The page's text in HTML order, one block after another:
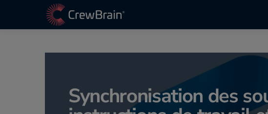
Synchronisation des